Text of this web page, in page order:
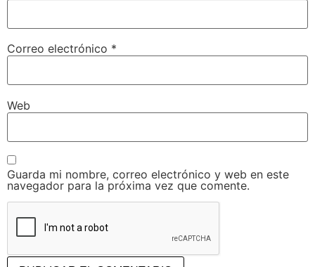
Correo electrónico *
Web
Guarda mi nombre, correo electrónico y web en este
navegador para la próxima vez que comente.